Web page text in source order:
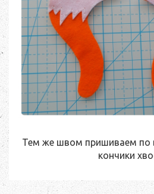
Тем же швом пришиваем по
кончики